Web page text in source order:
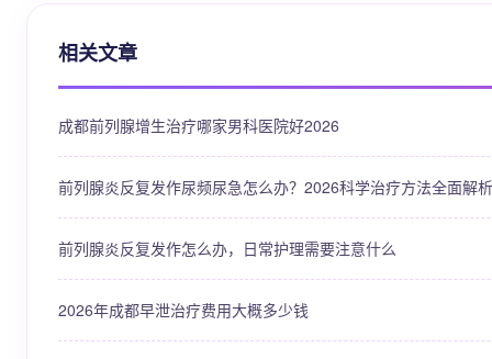
相关文章
成都前列腺增生治疗哪家男科医院好2026
前列腺炎反复发作尿频尿急怎么办？2026科学治疗方法全面解析
前列腺炎反复发作怎么办，日常护理需要注意什么
2026年成都早泄治疗费用大概多少钱